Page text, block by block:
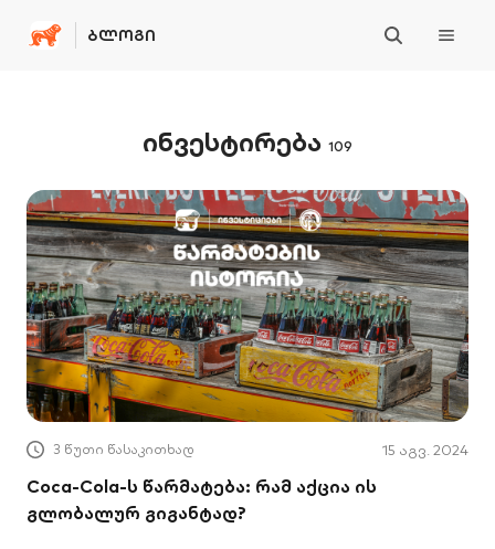
ᲑᲚᲝᲒᲘ
ინვესტირება 109
3 წუთი წასაკითხად 15 აგვ. 2024
Coca-Cola-ს წარმატება: რამ აქცია ის
გლობალურ გიგანტად?